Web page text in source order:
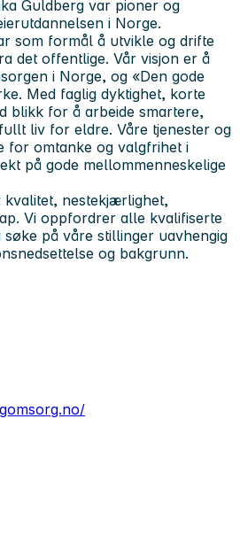
Guldberg var pioner og
i Norge.
som formål å utvikle og drifte
det offentlige. Vår visjon er å
i Norge, og «Den gode
Med faglig dyktighet, korte
blikk for å arbeide smartere,
liv for eldre. Våre tjenester og
for omtanke og valgfrihet i
på gode mellommenneskelige
kvalitet, nestekjærlighet,
Vi oppfordrer alle kvalifiserte
på våre stillinger uavhengig
og bakgrunn.